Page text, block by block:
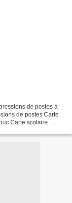
de postes à
de postes Carte
Carte scolaire .